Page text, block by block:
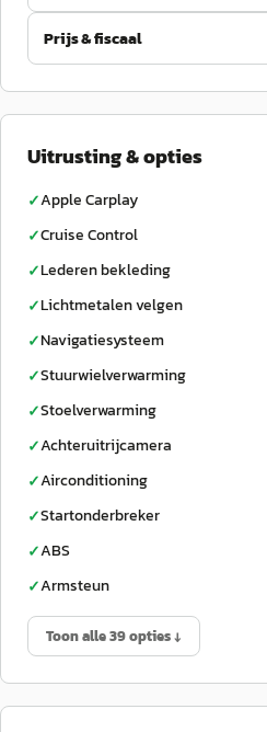
Prijs & fiscaal
Uitrusting & opties
✓Apple Carplay
✓Cruise Control
✓Lederen bekleding
✓Lichtmetalen velgen
✓Navigatiesysteem
✓Stuurwielverwarming
✓Stoelverwarming
✓Achteruitrijcamera
✓Airconditioning
✓Startonderbreker
✓ABS
✓Armsteun
Toon alle 39 opties ↓